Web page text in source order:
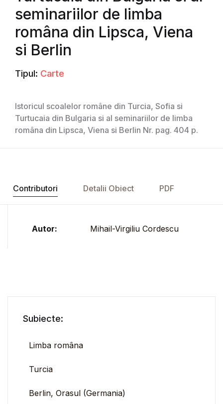
seminariilor de limba
româna din Lipsca, Viena
si Berlin
Tipul: Carte
Istoricul scoalelor române din Turcia, Sofia si
Turtucaia din Bulgaria si al seminariilor de limba
româna din Lipsca, Viena si Berlin Nr. pag. 404 p.
Contributori Detalii Obiect PDF
Autor: Mihail-Virgiliu Cordescu
Subiecte:
Limba româna
Turcia
Berlin, Orasul (Germania)